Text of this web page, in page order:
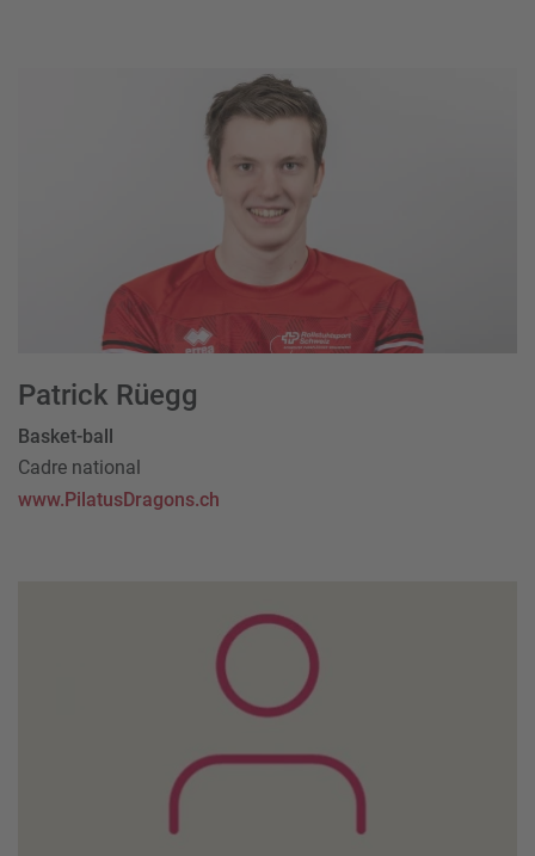
Patrick Rüegg
Basket-ball
Cadre national
www.PilatusDragons.ch